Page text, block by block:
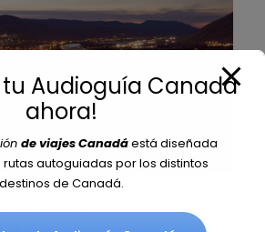
PACIFIC
From
tu Audioguía Canadá
ahora!
de viajes Canadáestá diseñada
autoguiadas por los distintos
destinos de Canadá.